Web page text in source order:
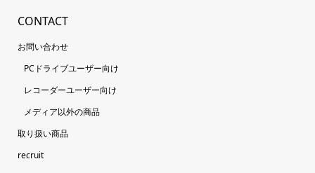
CONTACT
お問い合わせ
PCドライブユーザー向け
レコーダーユーザー向け
メディア以外の商品
取り扱い商品
recruit